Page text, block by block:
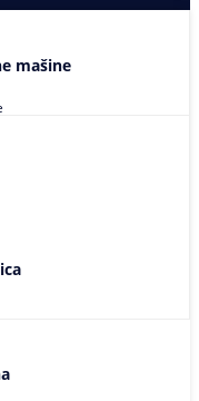
mašine